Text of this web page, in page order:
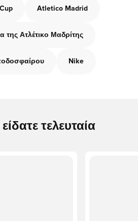
Atletico Madrid
της Ατλέτικο Μαδρίτης
Nike
τελευταία